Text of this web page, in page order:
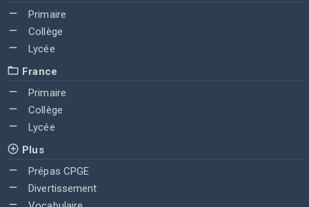
Primaire
Collège
Lycée
France
Primaire
Collège
Lycée
Plus
Prépas CPGE
Divertissement